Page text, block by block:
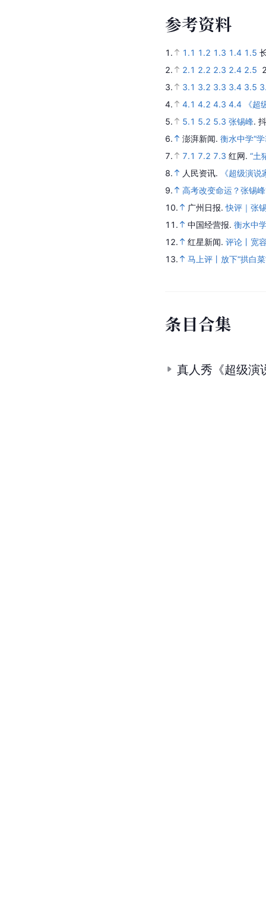
参考资料
1. 1.1 1.2 1.3 1.4 1.5
2.
2.1 2.2 2.3 2.4 2.5
3.
3.1 3.2 3.3 3.4 3.5
4.
4.1 4.2 4.3 4.4
《
5.
5.1 5.2 5.3 张锡峰.
6.
澎湃新闻. 衡水中学“
7.
7.1 7.2 7.3 红网. “土
8.
人民资讯.
《超级演
9.
高考改变命运？张锡
10.
广州日报.快评｜张
11.
中国经营报. 衡水中
12.
红星新闻. 评论丨宽
13.
马上评丨放下“拱白
条目合集
真人秀《超级演